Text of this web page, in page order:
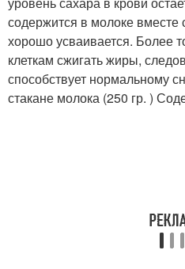
содержится в молоке
хорошо усваивается. Более
клеткам сжигать жиры,
способствует нормальному
стакане молока (250 гр. )